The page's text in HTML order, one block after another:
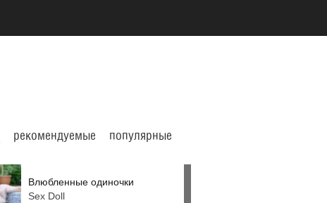
рекомендуемые популярные
Влюбленные одиночки
Sex Doll